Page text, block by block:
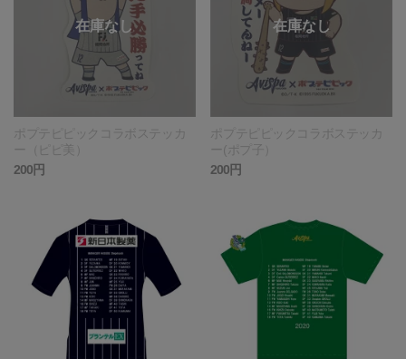
ポプテピピックコラボステッカ
ー（ピピ美）
200円
ポプテピピックコラボステッカ
ー(ポプ子）
200円